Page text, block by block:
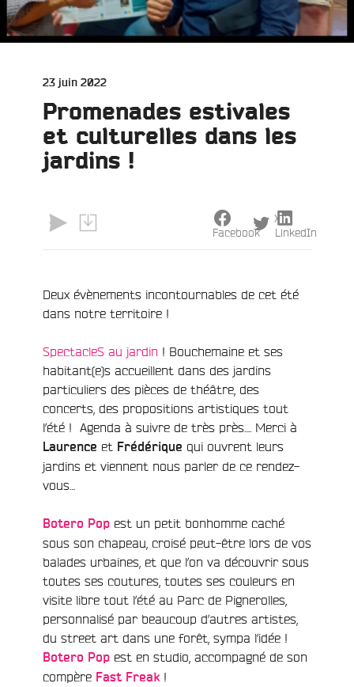
Publié
23 juin 2022
Promenades estivales
et culturelles dans les
jardins !
Deux évènements incontournables de cet été
dans notre territoire !
SpectacleS au jardin ! Bouchemaine et ses
habitant(e)s accueillent dans des jardins
particuliers des pièces de théâtre, des
concerts, des propositions artistiques tout
l’été ! Agenda à suivre de très près…. Merci à
Laurence et Frédérique qui ouvrent leurs
jardins et viennent nous parler de ce rendez-
vous…
Botero Pop est un petit bonhomme caché
sous son chapeau, croisé peut-être lors de vos
balades urbaines, et que l’on va découvrir sous
toutes ses coutures, toutes ses couleurs en
visite libre tout l’été au Parc de Pignerolles,
personnalisé par beaucoup d’autres artistes,
du street art dans une forêt, sympa l’idée !
Botero Pop est en studio, accompagné de son
compère Fast Freak !
Facebook
X
LinkedIn